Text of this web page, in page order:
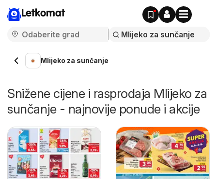
Letkomat
Mlijeko za sunčanje
Snižene cijene i rasprodaja Mlijeko za
sunčanje - najnovije ponude i akcije